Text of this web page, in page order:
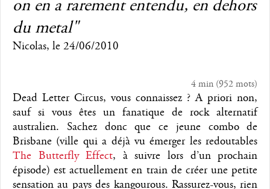
on en a rarement entendu, en dehors
du metal"
Nicolas, le 24/06/2010
4 min (952mots)
Dead Letter Circus, vous connaissez ? A priori non,
sauf si vous êtes un fanatique de rock alternatif
australien. Sachez donc que ce jeune combo de
Brisbane (ville qui a déjà vu émerger les redoutables
The Butterfly Effect, à suivre lors d’un prochain
épisode) est actuellement en train de créer une petite
sensation au pays des kangourous. Rassurez-vous, rien